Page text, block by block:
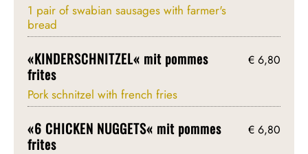
1 pair of swabian sausages with farmer's
bread
«KINDERSCHNITZEL« mit pommes
frites
Pork schnitzel with french fries
€ 6,80
«6 CHICKEN NUGGETS« mit pommes
frites
€ 6,80